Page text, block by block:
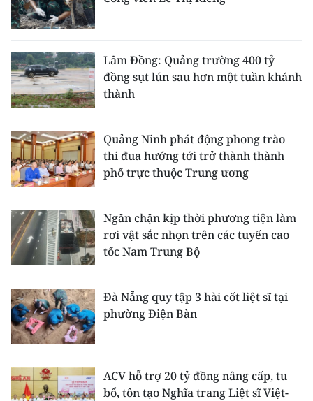
Lâm Đồng: Quảng trường 400 tỷ
đồng sụt lún sau hơn một tuần khánh
thành
Quảng Ninh phát động phong trào
thi đua hướng tới trở thành thành
phố trực thuộc Trung ương
Ngăn chặn kịp thời phương tiện làm
rơi vật sắc nhọn trên các tuyến cao
tốc Nam Trung Bộ
Đà Nẵng quy tập 3 hài cốt liệt sĩ tại
phường Điện Bàn
ACV hỗ trợ 20 tỷ đồng nâng cấp, tu
bổ, tôn tạo Nghĩa trang Liệt sĩ Việt-